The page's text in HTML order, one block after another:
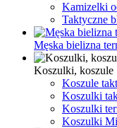
Kamizelki
Taktyczne
Męska bielizna
Koszulki, koszule
Koszule
Koszulki
Koszulki
Koszulki